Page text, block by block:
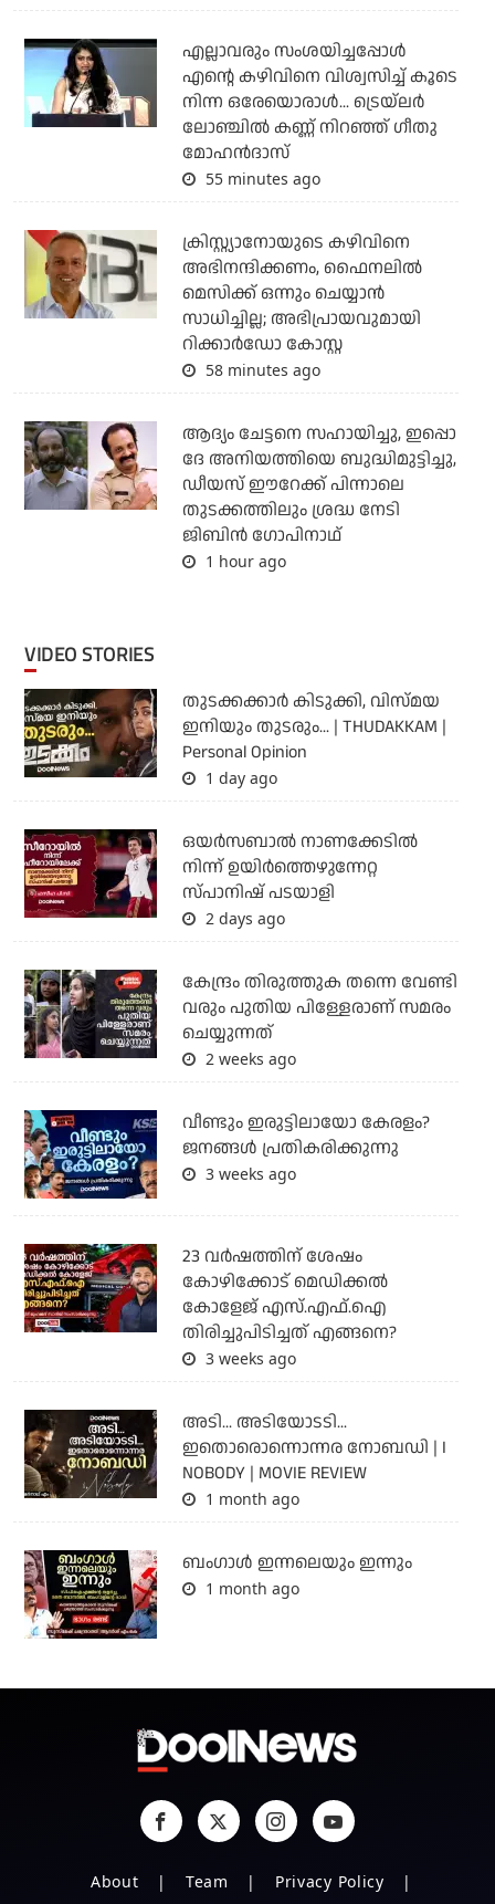
എല്ലാവരും സംശയിച്ചപ്പോള്‍
എന്റെ കഴിവിനെ വിശ്വസിച്ച് കൂടെ
നിന്ന ഒരേയൊരാള്‍... ട്രെയ്‌ലര്‍
ലോഞ്ചില്‍ കണ്ണ് നിറഞ്ഞ് ഗീതു
മോഹന്‍ദാസ്
55 minutes ago
ക്രിസ്റ്റ്യാനോയുടെ കഴിവിനെ
അഭിനന്ദിക്കണം, ഫൈനലില്‍
മെസിക്ക് ഒന്നും ചെയ്യാന്‍
സാധിച്ചില്ല; അഭിപ്രായവുമായി
റിക്കാര്‍ഡോ കോസ്റ്റ
58 minutes ago
ആദ്യം ചേട്ടനെ സഹായിച്ചു, ഇപ്പൊ
ദേ അനിയത്തിയെ ബുദ്ധിമുട്ടിച്ചു,
ഡീയസ് ഈറേക്ക് പിന്നാലെ
തുടക്കത്തിലും ശ്രദ്ധ നേടി
ജിബിന്‍ ഗോപിനാഥ്
1 hour ago
VIDEO STORIES
തുടക്കക്കാര്‍ കിടുക്കി, വിസ്മയ
ഇനിയും തുടരും... | THUDAKKAM |
Personal Opinion
1 day ago
ഒയര്‍സബാൽ നാണക്കേടിൽ
നിന്ന് ഉയിർത്തെഴുന്നേറ്റ
സ്പാനിഷ് പടയാളി
2 days ago
കേന്ദ്രം തിരുത്തുക തന്നെ വേണ്ടി
വരും പുതിയ പിള്ളേരാണ് സമരം
ചെയ്യുന്നത്
2 weeks ago
വീണ്ടും ഇരുട്ടിലായോ കേരളം?
ജനങ്ങൾ പ്രതികരിക്കുന്നു
3 weeks ago
23 വർഷത്തിന് ശേഷം
കോഴിക്കോട് മെഡിക്കൽ
കോളേജ് എസ്.എഫ്.ഐ
തിരിച്ചുപിടിച്ചത് എങ്ങനെ?
3 weeks ago
അടി... അടിയോടടി...
ഇതൊരൊന്നൊന്നര നോബഡി | I
NOBODY | MOVIE REVIEW
1 month ago
ബംഗാള്‍ ഇന്നലെയും ഇന്നും
1 month ago
About Team Privacy Policy